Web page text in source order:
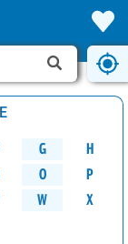
G H
O
P
W X